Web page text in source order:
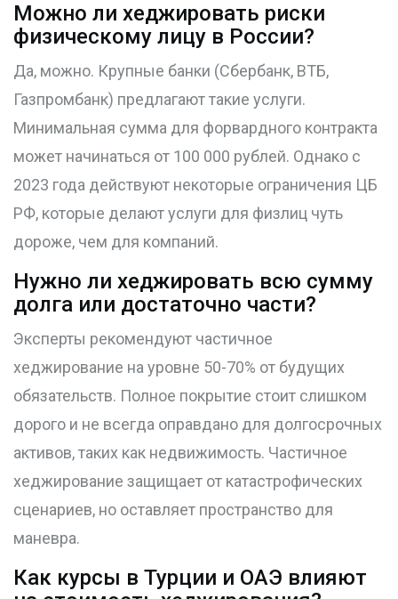
Можно ли хеджировать риски
физическому лицу в России?
Да, можно. Крупные банки (Сбербанк, ВТБ,
Газпромбанк) предлагают такие услуги.
Минимальная сумма для форвардного контракта
может начинаться от 100 000 рублей. Однако с
2023 года действуют некоторые ограничения ЦБ
РФ, которые делают услуги для физлиц чуть
дороже, чем для компаний.
Нужно ли хеджировать всю сумму
долга или достаточно части?
Эксперты рекомендуют частичное
хеджирование на уровне 50-70% от будущих
обязательств. Полное покрытие стоит слишком
дорого и не всегда оправдано для долгосрочных
активов, таких как недвижимость. Частичное
хеджирование защищает от катастрофических
сценариев, но оставляет пространство для
маневра.
Как курсы в Турции и ОАЭ влияют